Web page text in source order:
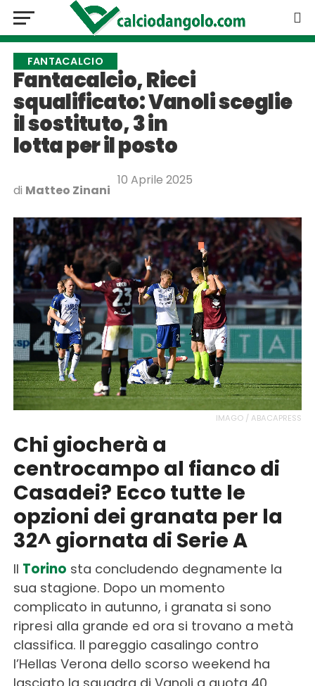
FANTACALCIO
Fantacalcio, Ricci
squalificato: Vanoli sceglie
il sostituto, 3 in
lotta per il posto
di Matteo Zinani
10 Aprile 2025
IMAGO / ABACAPRESS
Chi giocherà a
centrocampo al fianco di
Casadei? Ecco tutte le
opzioni dei granata per la
32^ giornata di Serie A
Il Torino sta concludendo degnamente la
sua stagione. Dopo un momento
complicato in autunno, i granata si sono
ripresi alla grande ed ora si trovano a metà
classifica. Il pareggio casalingo contro
l’Hellas Verona dello scorso weekend ha